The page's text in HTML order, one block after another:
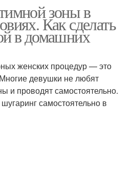
зоны в
Как сделать
в домашних
женских процедур — это
девушки не любят
и проводят самостоятельно.
самостоятельно в